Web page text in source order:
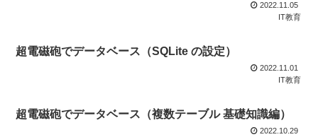
2022.11.05
IT教育
超電磁砲でデータベース（SQLite の設定）
2022.11.01
IT教育
超電磁砲でデータベース（複数テーブル 基礎知識編）
2022.10.29